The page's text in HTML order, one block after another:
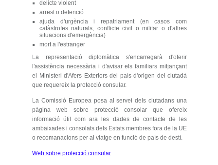
delicte violent
arrest o detenció
ajuda d'urgència i repatriament (en casos com
catàstrofes naturals, conflicte civil o militar o d'altres
situacions d'emergència)
mort a l'estranger
La representació diplomàtica s'encarregarà d'oferir
l'assistència necessària i d'avisar els familiars mitjançant
el Ministeri d'Afers Exteriors del país d'origen del ciutadà
que requereix la protecció consular.
La Comissió Europea posa al servei dels ciutadans una
pàgina web sobre protecció consolar que ofereix
informació útil com ara les dades de contacte de les
ambaixades i consolats dels Estats membres fora de la UE
o recomanacions per al viatge en funció de país de destí.
Web sobre protecció consular